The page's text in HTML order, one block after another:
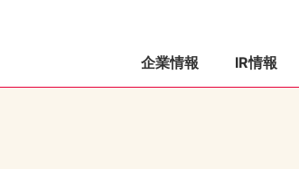
企業情報 IR情報